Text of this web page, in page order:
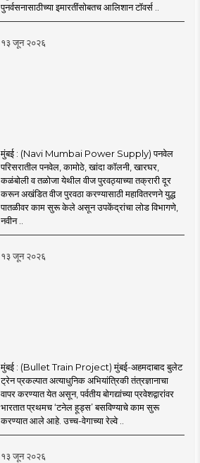
पुनर्वसनासाठीच्या इमारतींसोबतच आलिशान टॉवर्स ..
१३ जून २०२६
मुंबई : (Navi Mumbai Power Supply) पनवेल
परिसरातील पनवेल, कामोठे, खांदा कॉलनी, खारघर,
कळंबोली व तळोजा येथील वीज पुरवठ्याच्या तक्रारी दूर
करून अखंडित वीज पुरवठा करण्यासाठी महावितरणने युद्ध
पातळीवर काम सुरू केले असून उपकेंद्रांचा लोड विभागणे,
नवीन ..
१३ जून २०२६
मुंबई : (Bullet Train Project) मुंबई-अहमदाबाद बुलेट
ट्रेन प्रकल्पात अत्याधुनिक अभियांत्रिकी तंत्रज्ञानाचा
वापर करण्यात येत असून, पर्वतीय बोगद्यांच्या प्रवेशद्वारांवर
भारतात प्रथमच ‘टनेल हूड्स’ बसविण्याचे काम सुरू
करण्यात आले आहे. उच्च-वेगाच्या रेल्वे ..
१३ जून २०२६